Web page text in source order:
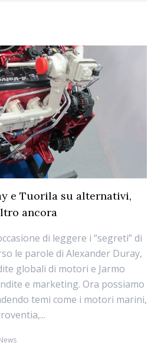
e Tuorila su alternativi,
ancora
di leggere i “segreti” di
le parole di Alexander Duray,
globali di motori e Jarmo
e marketing. Ora possiamo
temi come i motori marini,